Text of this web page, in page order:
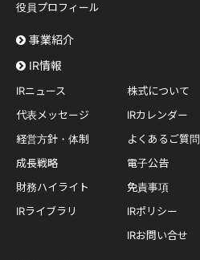
役員プロフィール
事業紹介
IR情報
IRニュース
代表メッセージ
経営方針・体制
成長戦略
財務ハイライト
IRライブラリ
株式について
IRカレンダー
よくあるご質問
電子公告
免責事項
IRポリシー
IRお問い合せ